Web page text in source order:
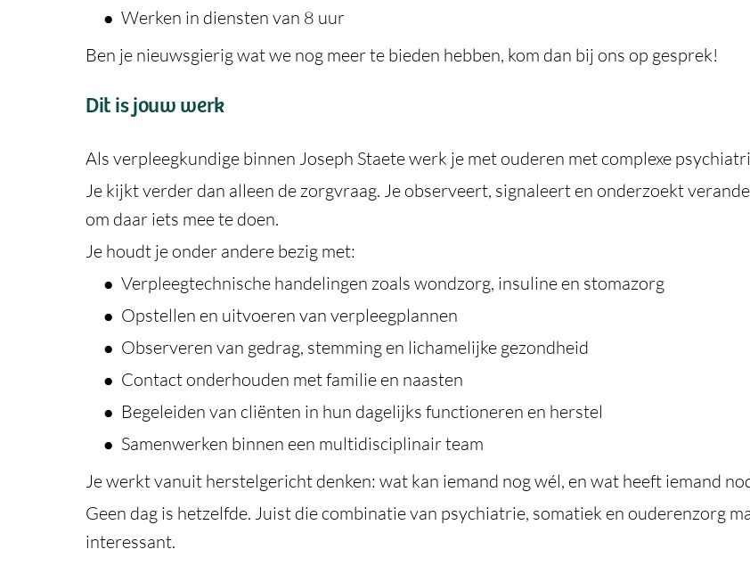
Werken in diensten van 8 uur
Ben je nieuwsgierig wat we nog meer te bieden hebben, kom dan bij ons op gesprek!
Dit is jouw werk
Als verpleegkundige binnen Joseph Staete werk je met ouderen met complexe
Je kijkt verder dan alleen de zorgvraag. Je observeert, signaleert en onderzoekt
om daar iets mee te doen.
Je houdt je onder andere bezig met:
Verpleegtechnische handelingen zoals wondzorg, insuline en stomazorg
Opstellen en uitvoeren van verpleegplannen
Observeren van gedrag, stemming en lichamelijke gezondheid
Contact onderhouden met familie en naasten
Begeleiden van cliënten in hun dagelijks functioneren en herstel
Samenwerken binnen een multidisciplinair team
Je werkt vanuit herstelgericht denken: wat kan iemand nog wél, en wat heeft iemand
Geen dag is hetzelfde. Juist die combinatie van psychiatrie, somatiek en ouderenzorg
interessant.